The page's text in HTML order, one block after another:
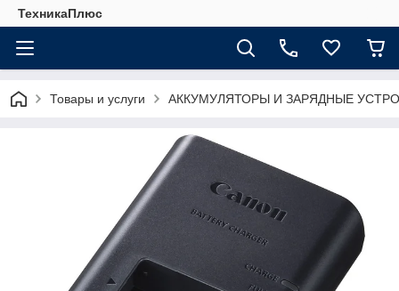
ТехникаПлюс
Товары и услуги АККУМУЛЯТОРЫ И ЗАРЯДНЫЕ